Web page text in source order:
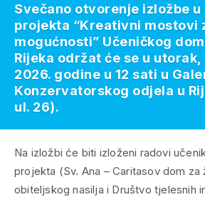
Na izložbi će biti izloženi radovi
projekta (Sv. Ana – Caritasov dom
obiteljskog nasilja i Društvo tjelesnih
Svečano otvorenje izložbe u
projekta “Kreativni mostovi
mogućnosti” Učeničkog
Rijeka održat će se u utorak,
2026. godine u 12 sati u
Konzervatorskog odjela u
ul. 26).